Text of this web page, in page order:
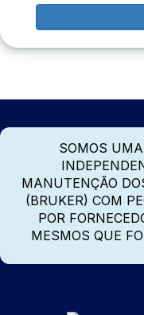
SOMOS
MANUTENÇÃO
(BRUKER) COM
POR
MESMOS QUE